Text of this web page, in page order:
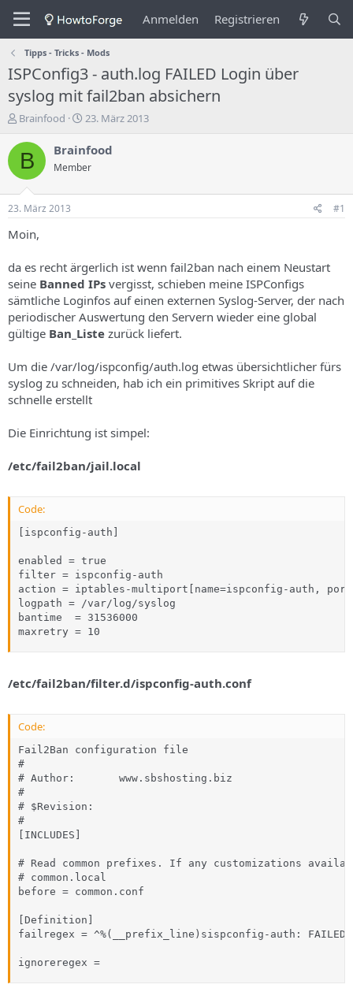
Anmelden Registrieren
Tipps - Tricks - Mods
ISPConfig3 - auth.log FAILED Login über
syslog mit fail2ban absichern
E
s
e
e
r
s
T
h
e
m
Brainfood
E
s
e
d
a
t
u
m
23. März 2013
B Brainfood
Member
23. März 2013 #1
Moin,
da es recht ärgerlich ist wenn fail2ban nach einem Neustart
seine Banned IPs vergisst, schieben meine ISPConfigs
sämtliche Loginfos auf einen externen Syslog-Server, der nach
periodischer Auswertung den Servern wieder eine global
gültige Ban_Liste zurück liefert.
Um die /var/log/ispconfig/auth.log etwas übersichtlicher fürs
syslog zu schneiden, hab ich ein primitives Skript auf die
schnelle erstellt
Die Einrichtung ist simpel:
/etc/fail2ban/jail.local
Code:
[ispconfig-auth]
enabled = true
filter = ispconfig-auth
action = iptables-multiport[name=ispconfig-auth,
logpath = /var/log/syslog
bantime  = 31536000
maxretry = 10
/etc/fail2ban/filter.d/ispconfig-auth.conf
Code:
Fail2Ban configuration file
#
# Author:       www.sbshosting.biz
#
# $Revision:
#
[INCLUDES]
# Read common prefixes. If any customizations
# common.local
before = common.conf
[Definition]
failregex = ^%(__prefix_line)sispconfig-auth: FAILED
ignoreregex =